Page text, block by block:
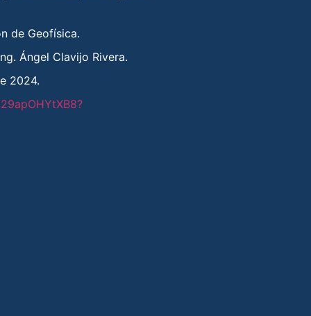
de Geofísica.
Ángel Clavijo Rivera.
2024.